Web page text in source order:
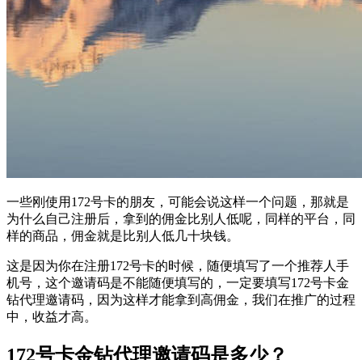
一些刚使用172号卡的朋友，可能会说这样一个问题，那就是
为什么自己注册后，拿到的佣金比别人低呢，同样的平台，同
样的商品，佣金就是比别人低几十块钱。
这是因为你在注册172号卡的时候，随便填写了一个推荐人手
机号，这个邀请码是不能随便填写的，一定要填写172号卡金
钻代理邀请码，因为这样才能拿到高佣金，我们在推广的过程
中，收益才高。
172号卡金钻代理邀请码是多少？